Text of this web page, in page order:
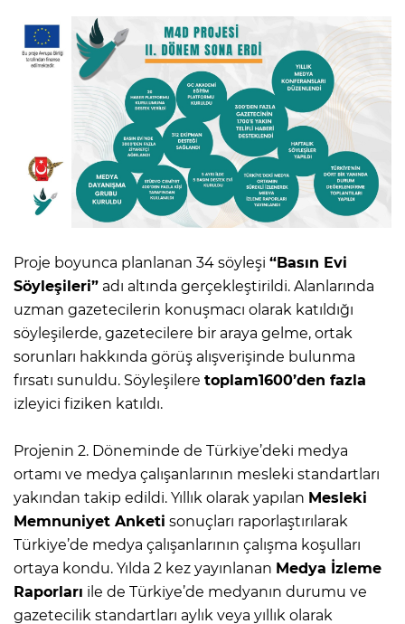
Proje boyunca planlanan 34 söyleşi “Basın Evi
Söyleşileri” adı altında gerçekleştirildi. Alanlarında
uzman gazetecilerin konuşmacı olarak katıldığı
söyleşilerde, gazetecilere bir araya gelme, ortak
sorunları hakkında görüş alışverişinde bulunma
fırsatı sunuldu. Söyleşilere toplam1600’den fazla
izleyici fiziken katıldı.
Projenin 2. Döneminde de Türkiye’deki medya
ortamı ve medya çalışanlarının mesleki standartları
yakından takip edildi. Yıllık olarak yapılan Mesleki
Memnuniyet Anketi sonuçları raporlaştırılarak
Türkiye’de medya çalışanlarının çalışma koşulları
ortaya kondu. Yılda 2 kez yayınlanan Medya İzleme
Raporları ile de Türkiye’de medyanın durumu ve
gazetecilik standartları aylık veya yıllık olarak